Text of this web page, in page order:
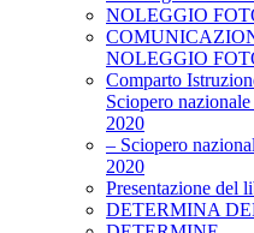
NOLEGGIO
NOLEGGIO
Comparto
Sciopero
2020
– Sciopero
2020
Presentazione del
DETERMINA